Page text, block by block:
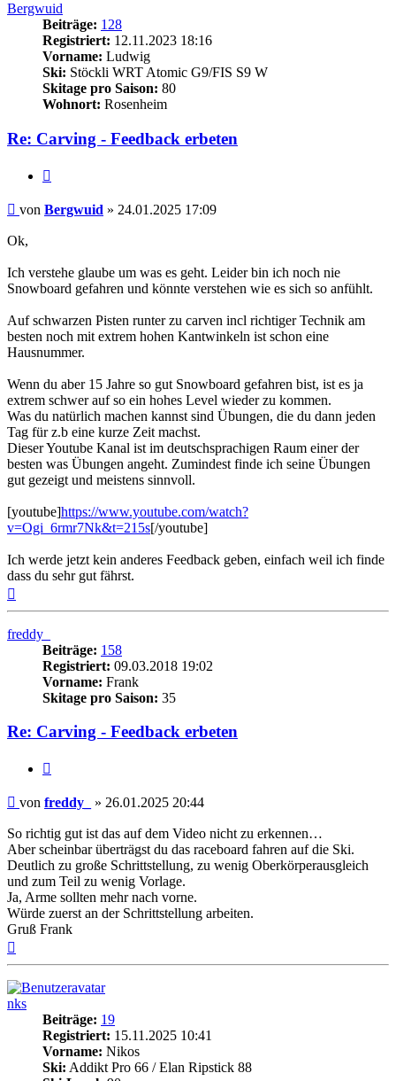
Bergwuid
Beiträge: 128
Registriert: 12.11.2023 18:16
Vorname: Ludwig
Ski: Stöckli WRT Atomic G9/FIS S9 W
Skitage pro Saison: 80
Wohnort: Rosenheim
Re: Carving - Feedback erbeten
Beitrag
von Bergwuid » 24.01.2025 17:09
Ok,
Ich verstehe glaube um was es geht. Leider bin ich noch nie
Snowboard gefahren und könnte verstehen wie es sich so anfühlt.
Auf schwarzen Pisten runter zu carven incl richtiger Technik am
besten noch mit extrem hohen Kantwinkeln ist schon eine
Hausnummer.
Wenn du aber 15 Jahre so gut Snowboard gefahren bist, ist es ja
extrem schwer auf so ein hohes Level wieder zu kommen.
Was du natürlich machen kannst sind Übungen, die du dann jeden
Tag für z.b eine kurze Zeit machst.
Dieser Youtube Kanal ist im deutschsprachigen Raum einer der
besten was Übungen angeht. Zumindest finde ich seine Übungen
gut gezeigt und meistens sinnvoll.
[youtube]https://www.youtube.com/watch?
v=Ogi_6rmr7Nk&t=215s[/youtube]
Ich werde jetzt kein anderes Feedback geben, einfach weil ich finde
dass du sehr gut fährst.
freddy_
Beiträge: 158
Registriert: 09.03.2018 19:02
Vorname: Frank
Skitage pro Saison: 35
Re: Carving - Feedback erbeten
Beitrag
von freddy_ » 26.01.2025 20:44
So richtig gut ist das auf dem Video nicht zu erkennen…
Aber scheinbar überträgst du das raceboard fahren auf die Ski.
Deutlich zu große Schrittstellung, zu wenig Oberkörperausgleich
und zum Teil zu wenig Vorlage.
Ja, Arme sollten mehr nach vorne.
Würde zuerst an der Schrittstellung arbeiten.
Gruß Frank
nks
Beiträge: 19
Registriert: 15.11.2025 10:41
Vorname: Nikos
Ski: Addikt Pro 66 / Elan Ripstick 88